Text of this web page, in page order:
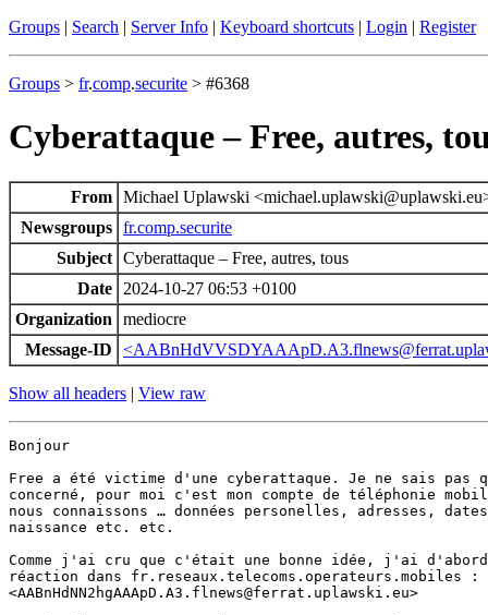
Groups | Search | Server Info | Keyboard shortcuts | Login | Register
Groups > fr.comp.securite > #6368
Cyberattaque – Free, autres,
From Michael Uplawski
Newsgroups fr.comp.securite
Subject Cyberattaque – Free, autres, tous
Date
2024-10-27 06:53 +0100
Organization
mediocre
Message-ID
Show all headers | View raw
Bonjour
Free a été victime d'une cyberattaque. Je ne sais pas
concerné, pour moi c'est mon compte de téléphonie
nous connaissons … données personelles, adresses,
naissance etc. etc.
Comme j'ai cru que c'était une bonne idée, j'ai
réaction dans fr.reseaux.telecoms.operateurs.mobiles :
<AABnHdNN2hgAAApD.A3.flnews@ferrat.uplawski.eu>